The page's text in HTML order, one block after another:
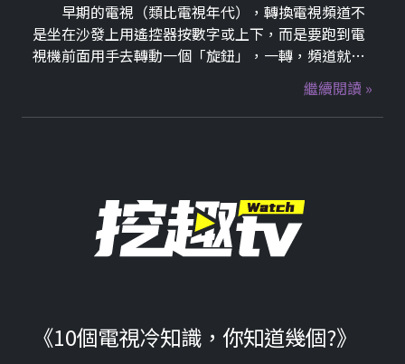
早期的電視（類比電視年代），轉換電視頻道不
是坐在沙發上用遙控器按數字或上下，而是要跑到電
視機前面用手去轉動一個「旋鈕」，一轉，頻道就會
跳到下一個。所以想要換頻道就叫「轉台」。繼續閱讀 »
《10個電視冷知識，你知道幾個?》